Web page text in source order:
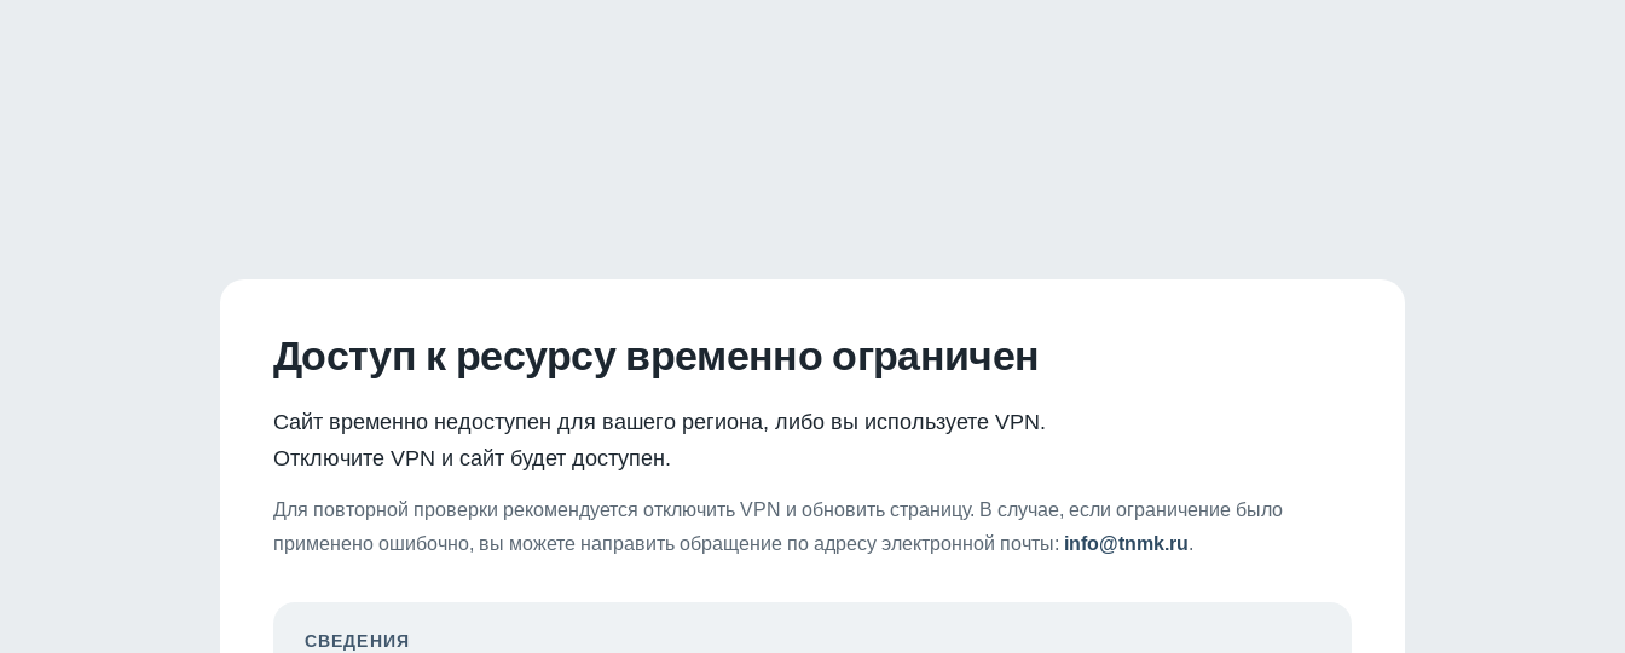
Доступ к ресурсу временно ограничен
Сайт временно недоступен для вашего региона, либо вы используете VPN.
Отключите VPN и сайт будет доступен.
Для повторной проверки рекомендуется отключить VPN и обновить страницу. В случае, если ограничение было
применено ошибочно, вы можете направить обращение по адресу электронной почты: info@tnmk.ru.
СВЕДЕНИЯ